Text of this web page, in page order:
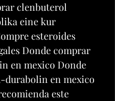
clenbuterol
eine kur
esteroides
Donde comprar
en mexico Donde
durabolin en mexico
este